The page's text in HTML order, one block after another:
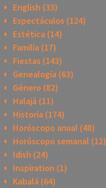
English (33)
Espectáculos (124)
Estética(14)
Familia(17)
Fiestas (143)
Genealogía(63)
Género (82)
Halajá(11)
Historia(174)
Horóscopo anual (48)
Horóscopo semanal (12)
Idish (24)
Inspiration (1)
Kabalá(64)